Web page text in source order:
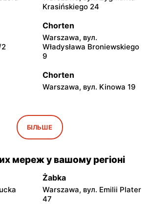
Krasińskiego 24
Chorten
Warszawa, вул.
Władysława Broniewskiego
9
Chorten
Warszawa, вул. Kinowa 19
Chorten
Warszawa al. Stanów
Zjednoczonych 32/U1
Chorten
Warszawa, вул.
Wejherowska 20
Chorten
БІЛЬШЕ
мереж у вашому регіоні
Żabka
Warszawa, вул. Emilii Plater
47